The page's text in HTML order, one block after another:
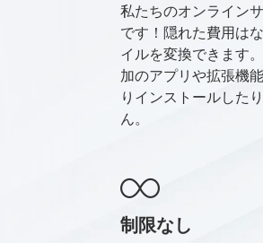
私たちのオンライン
です！隠れた費用は
イルを変換できます
加のアプリや拡張機
りインストールした
ん。
制限なし